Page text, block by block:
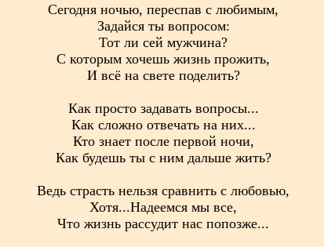
Сегодня ночью, переспав с любимым,
Задайся ты вопросом:
Тот ли сей мужчина?
С которым хочешь жизнь прожить,
И всё на свете поделить?
Как просто задавать вопросы...
Как сложно отвечать на них...
Кто знает после первой ночи,
Как будешь ты с ним дальше жить?
Ведь страсть нельзя сравнить с любовью,
Хотя...Надеемся мы все,
Что жизнь рассудит нас попозже...